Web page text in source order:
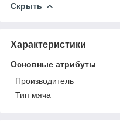
Скрыть
Характеристики
Основные атрибуты
Производитель
Тип мяча